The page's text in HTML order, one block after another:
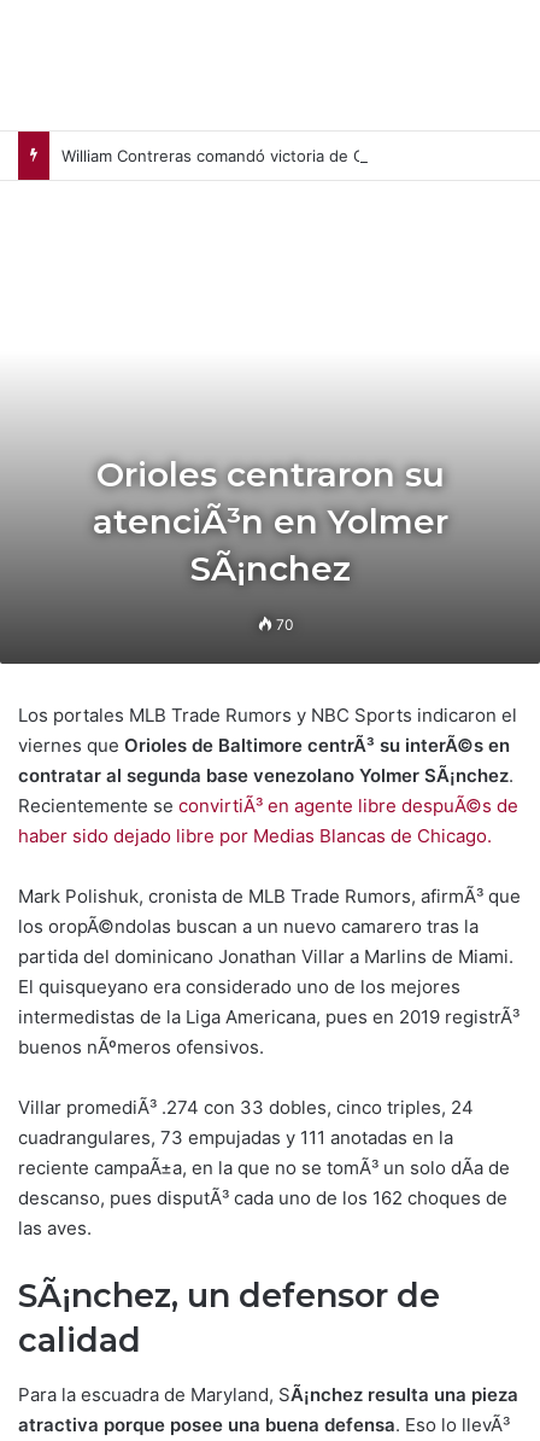
Orioles centraron su
atenciÃ³n en Yolmer
SÃ¡nchez
70
Los portales MLB Trade Rumors y NBC Sports indicaron el
viernes que Orioles de Baltimore centrÃ³ su interÃ©s en
contratar al segunda base venezolano Yolmer SÃ¡nchez.
Recientemente se convirtiÃ³ en agente libre despuÃ©s de
haber sido dejado libre por Medias Blancas de Chicago.
Mark Polishuk, cronista de MLB Trade Rumors, afirmÃ³ que
los oropÃ©ndolas buscan a un nuevo camarero tras la
partida del dominicano Jonathan Villar a Marlins de Miami.
El quisqueyano era considerado uno de los mejores
intermedistas de la Liga Americana, pues en 2019 registrÃ³
buenos nÃºmeros ofensivos.
Villar promediÃ³ .274 con 33 dobles, cinco triples, 24
cuadrangulares, 73 empujadas y 111 anotadas en la
reciente campaÃ±a, en la que no se tomÃ³ un solo dÃ­a de
descanso, pues disputÃ³ cada uno de los 162 choques de
las aves.
SÃ¡nchez, un defensor de
calidad
Para la escuadra de Maryland, SÃ¡nchez resulta una pieza
atractiva porque posee una buena defensa. Eso lo llevÃ³